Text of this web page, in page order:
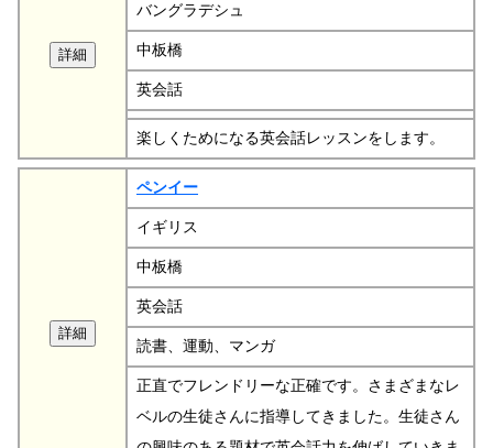
バングラデシュ
中板橋
英会話
楽しくためになる英会話レッスンをします。
ペンイー
イギリス
中板橋
英会話
読書、運動、マンガ
正直でフレンドリーな正確です。さまざまなレ
ベルの生徒さんに指導してきました。生徒さん